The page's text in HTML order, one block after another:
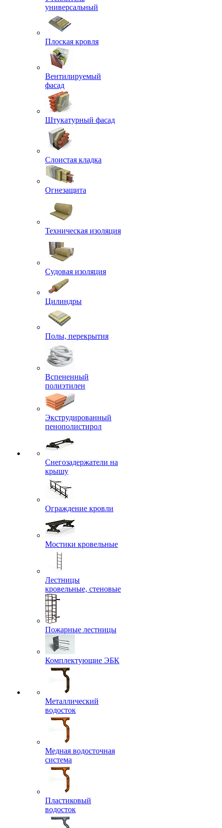
универсальный
Плоская кровля
Вентилируемый
фасад
Штукатурный фасад
Слоистая кладка
Огнезащита
Техническая изоляция
Судовая изоляция
Цилиндры
Полы, перекрытия
Вспененный
полиэтилен
Экструдированный
пенополистирол
Снегозадержатели на
крышу
Ограждение кровли
Мостики кровельные
Лестницы
кровельные, стеновые
Пожарные лестницы
Комплектующие ЭБК
Металлический
водосток
Медная водосточная
система
Пластиковый
водосток